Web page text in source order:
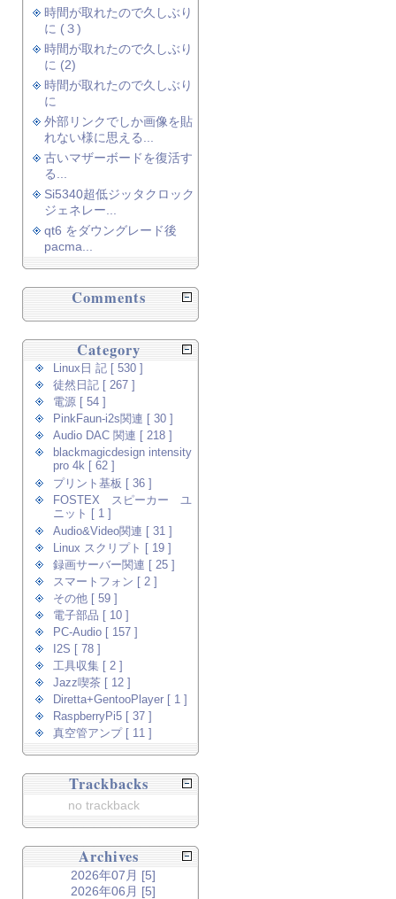
時間が取れたので久しぶり
に (３)
時間が取れたので久しぶり
に (2)
時間が取れたので久しぶり
に
外部リンクでしか画像を貼
れない様に思える...
古いマザーボードを復活す
る...
Si5340超低ジッタクロック
ジェネレー...
qt6 をダウングレード後
pacma...
Comments
Category
Linux日 記 [ 530 ]
徒然日記 [ 267 ]
電源 [ 54 ]
PinkFaun-i2s関連 [ 30 ]
Audio DAC 関連 [ 218 ]
blackmagicdesign intensity
pro 4k [ 62 ]
プリント基板 [ 36 ]
FOSTEX スピーカー ユ
ニット [ 1 ]
Audio&Video関連 [ 31 ]
Linux スクリプト [ 19 ]
録画サーバー関連 [ 25 ]
スマートフォン [ 2 ]
その他 [ 59 ]
電子部品 [ 10 ]
PC-Audio [ 157 ]
I2S [ 78 ]
工具収集 [ 2 ]
Jazz喫茶 [ 12 ]
Diretta+GentooPlayer [ 1 ]
RaspberryPi5 [ 37 ]
真空管アンプ [ 11 ]
Trackbacks
no trackback
Archives
2026年07月 [5]
2026年06月 [5]